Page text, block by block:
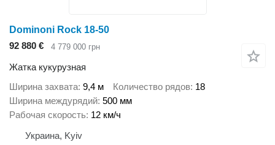
Dominoni Rock 18-50
92 880 €
4 779 000 грн
Жатка кукурузная
Ширина захвата 9,4 м Количество рядов 18
Ширина междурядий 500 мм
Рабочая скорость 12 км/ч
Украина, Kyiv